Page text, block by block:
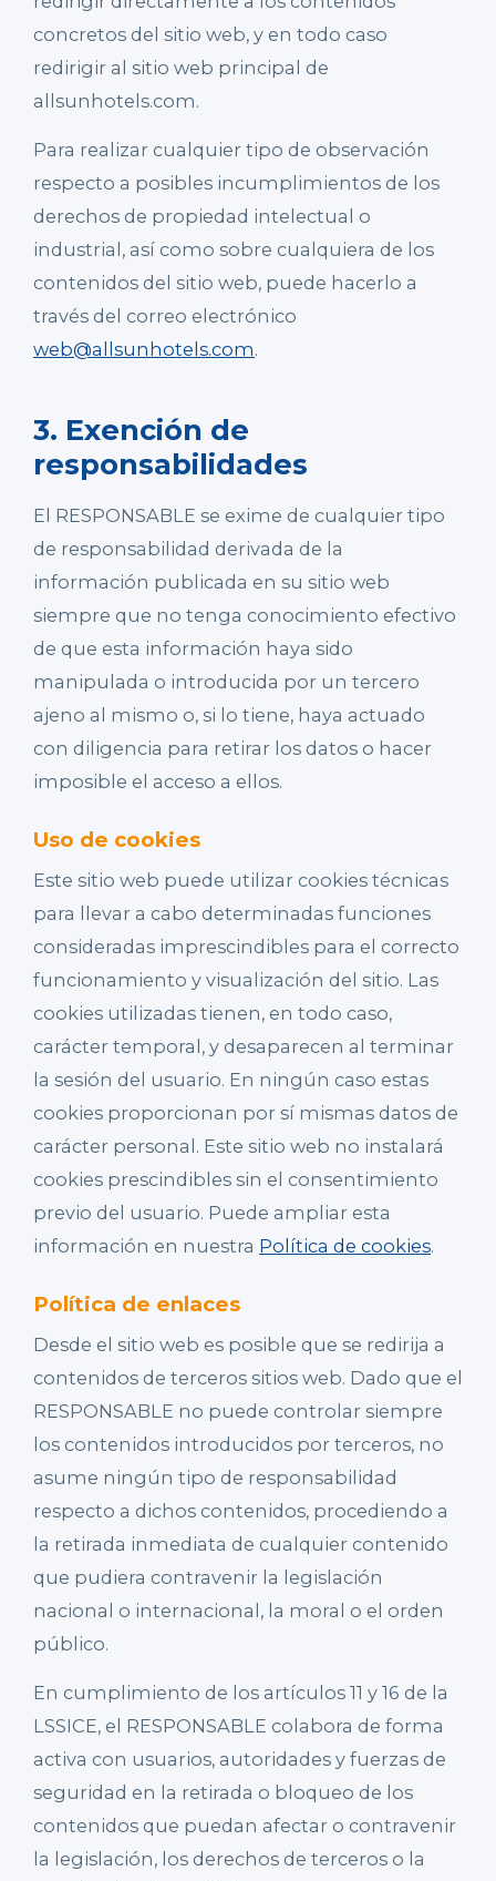
concretos del sitio web, y en todo caso
redirigir al sitio web principal de
allsunhotels.com.
Para realizar cualquier tipo de observación
respecto a posibles incumplimientos de los
derechos de propiedad intelectual o
industrial, así como sobre cualquiera de los
contenidos del sitio web, puede hacerlo a
través del correo electrónico
web@allsunhotels.com.
3. Exención de
responsabilidades
El RESPONSABLE se exime de cualquier tipo
de responsabilidad derivada de la
información publicada en su sitio web
siempre que no tenga conocimiento efectivo
de que esta información haya sido
manipulada o introducida por un tercero
ajeno al mismo o, si lo tiene, haya actuado
con diligencia para retirar los datos o hacer
imposible el acceso a ellos.
Uso de cookies
Este sitio web puede utilizar cookies técnicas
para llevar a cabo determinadas funciones
consideradas imprescindibles para el correcto
funcionamiento y visualización del sitio. Las
cookies utilizadas tienen, en todo caso,
carácter temporal, y desaparecen al terminar
la sesión del usuario. En ningún caso estas
cookies proporcionan por sí mismas datos de
carácter personal. Este sitio web no instalará
cookies prescindibles sin el consentimiento
previo del usuario. Puede ampliar esta
información en nuestra Política de cookies.
Política de enlaces
Desde el sitio web es posible que se redirija a
contenidos de terceros sitios web. Dado que el
RESPONSABLE no puede controlar siempre
los contenidos introducidos por terceros, no
asume ningún tipo de responsabilidad
respecto a dichos contenidos, procediendo a
la retirada inmediata de cualquier contenido
que pudiera contravenir la legislación
nacional o internacional, la moral o el orden
público.
En cumplimiento de los artículos 11 y 16 de la
LSSICE, el RESPONSABLE colabora de forma
activa con usuarios, autoridades y fuerzas de
seguridad en la retirada o bloqueo de los
contenidos que puedan afectar o contravenir
la legislación, los derechos de terceros o la